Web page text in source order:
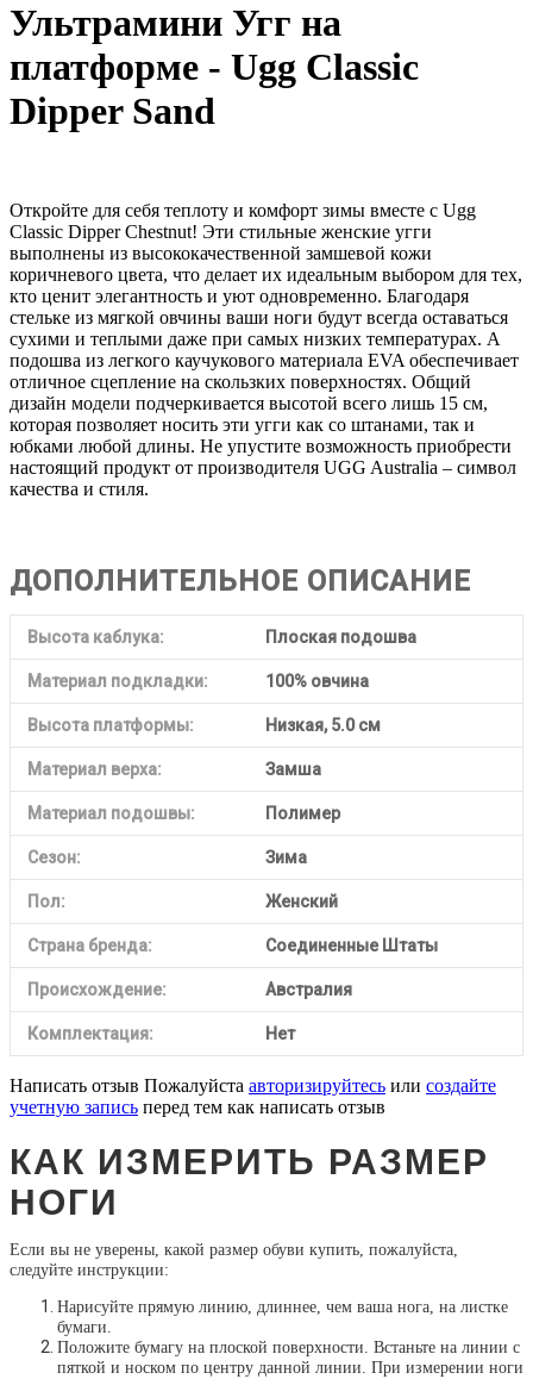
Ультрамини Угг на
платформе - Ugg Classic
Dipper Sand
Откройте для себя теплоту и комфорт зимы вместе с Ugg
Classic Dipper Chestnut! Эти стильные женские угги
выполнены из высококачественной замшевой кожи
коричневого цвета, что делает их идеальным выбором для тех,
кто ценит элегантность и уют одновременно. Благодаря
стельке из мягкой овчины ваши ноги будут всегда оставаться
сухими и теплыми даже при самых низких температурах. А
подошва из легкого каучукового материала EVA обеспечивает
отличное сцепление на скользких поверхностях. Общий
дизайн модели подчеркивается высотой всего лишь 15 см,
которая позволяет носить эти угги как со штанами, так и
юбками любой длины. Не упустите возможность приобрести
настоящий продукт от производителя UGG Australia – символ
качества и стиля.
ДОПОЛНИТЕЛЬНОЕ ОПИСАНИЕ
Высота каблука: Плоская подошва
Материал подкладки: 100% овчина
Высота платформы: Низкая, 5.0 см
Материал верха: Замша
Материал подошвы: Полимер
Сезон: Зима
Пол: Женский
Страна бренда: Соединенные Штаты
Происхождение: Австралия
Комплектация: Нет
Написать отзыв Пожалуйста авторизируйтесь или создайте
учетную запись перед тем как написать отзыв
КАК ИЗМЕРИТЬ РАЗМЕР
НОГИ
Если вы не уверены, какой размер обуви купить, пожалуйста,
следуйте инструкции:
Нарисуйте прямую линию, длиннее, чем ваша нога, на листке
бумаги.
Положите бумагу на плоской поверхности. Встаньте на линии с
пяткой и носком по центру данной линии. При измерении ноги